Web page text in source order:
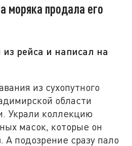
моряка продала его
рейса и написал на
из сухопутного
области
Украли коллекцию
масок, которые он
А подозрение сразу пало